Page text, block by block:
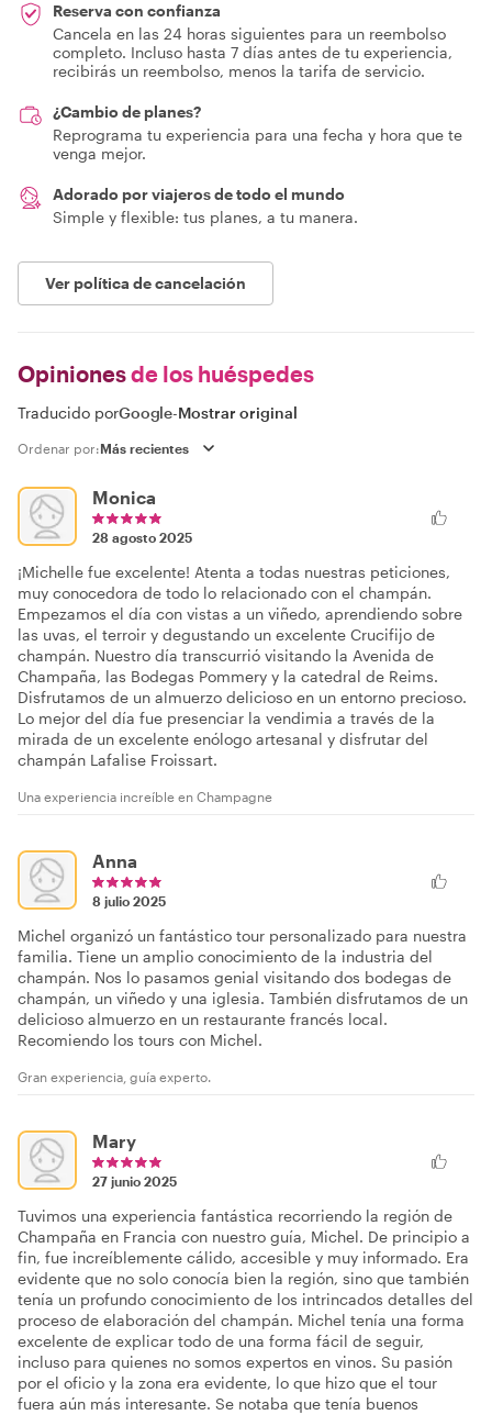
Reserva con confianza
Cancela en las 24 horas siguientes para un reembolso
completo. Incluso hasta 7 días antes de tu experiencia,
recibirás un reembolso, menos la tarifa de servicio.
¿Cambio de planes?
Reprograma tu experiencia para una fecha y hora que te
venga mejor.
Adorado por viajeros de todo el mundo
Simple y flexible: tus planes, a tu manera.
Ver política de cancelación
Opinionesde los huéspedes
Traducido porGoogle-Mostrar original
Ordenar por:
Monica
28 agosto 2025
¡Michelle fue excelente! Atenta a todas nuestras peticiones,
muy conocedora de todo lo relacionado con el champán.
Empezamos el día con vistas a un viñedo, aprendiendo sobre
las uvas, el terroir y degustando un excelente Crucifijo de
champán. Nuestro día transcurrió visitando la Avenida de
Champaña, las Bodegas Pommery y la catedral de Reims.
Disfrutamos de un almuerzo delicioso en un entorno precioso.
Lo mejor del día fue presenciar la vendimia a través de la
mirada de un excelente enólogo artesanal y disfrutar del
champán Lafalise Froissart.
Una experiencia increíble en Champagne
Anna
8 julio 2025
Michel organizó un fantástico tour personalizado para nuestra
familia. Tiene un amplio conocimiento de la industria del
champán. Nos lo pasamos genial visitando dos bodegas de
champán, un viñedo y una iglesia. También disfrutamos de un
delicioso almuerzo en un restaurante francés local.
Recomiendo los tours con Michel.
Gran experiencia, guía experto.
Mary
27 junio 2025
Tuvimos una experiencia fantástica recorriendo la región de
Champaña en Francia con nuestro guía, Michel. De principio a
fin, fue increíblemente cálido, accesible y muy informado. Era
evidente que no solo conocía bien la región, sino que también
tenía un profundo conocimiento de los intrincados detalles del
proceso de elaboración del champán. Michel tenía una forma
excelente de explicar todo de una forma fácil de seguir,
incluso para quienes no somos expertos en vinos. Su pasión
por el oficio y la zona era evidente, lo que hizo que el tour
fuera aún más interesante. Se notaba que tenía buenos